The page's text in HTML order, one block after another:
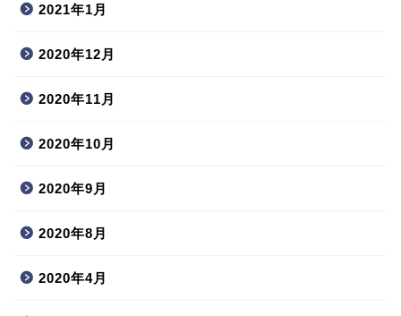
2021年1月
2020年12月
2020年11月
2020年10月
2020年9月
2020年8月
2020年4月